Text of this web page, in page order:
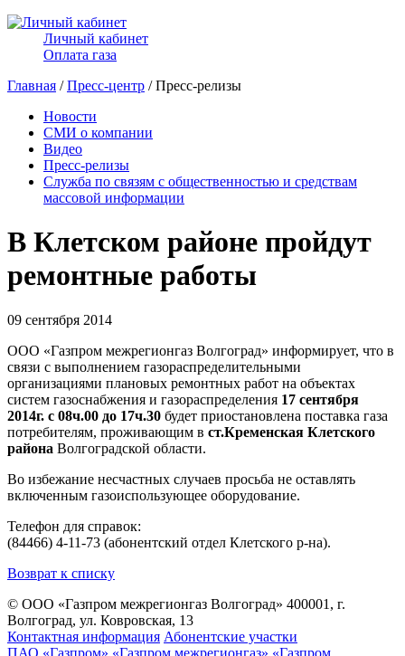
Личный кабинет
Оплата газа
Главная /Пресс-центр / Пресс-релизы
Новости
СМИ о компании
Видео
Пресс-релизы
Служба по связям с общественностью и средствам
массовой информации
В Клетском районе пройдут
ремонтные работы
09 сентября 2014
ООО «Газпром межрегионгаз Волгоград» информирует, что в
связи с выполнением газораспределительными
организациями плановых ремонтных работ на объектах
систем газоснабжения и газораспределения 17 сентября
2014г. с 08ч.00 до 17ч.30 будет приостановлена поставка газа
потребителям, проживающим в ст.Кременская Клетского
района Волгоградской области.
Во избежание несчастных случаев просьба не оставлять
включенным газоиспользующее оборудование.
Телефон для справок:
(84466) 4-11-73 (абонентский отдел Клетского р-на).
Возврат к списку
© ООО «Газпром межрегионгаз Волгоград» 400001, г.
Волгоград, ул. Ковровская, 13
Контактная информация Абонентские участки
ПАО «Газпром» «Газпром межрегионгаз» «Газпром